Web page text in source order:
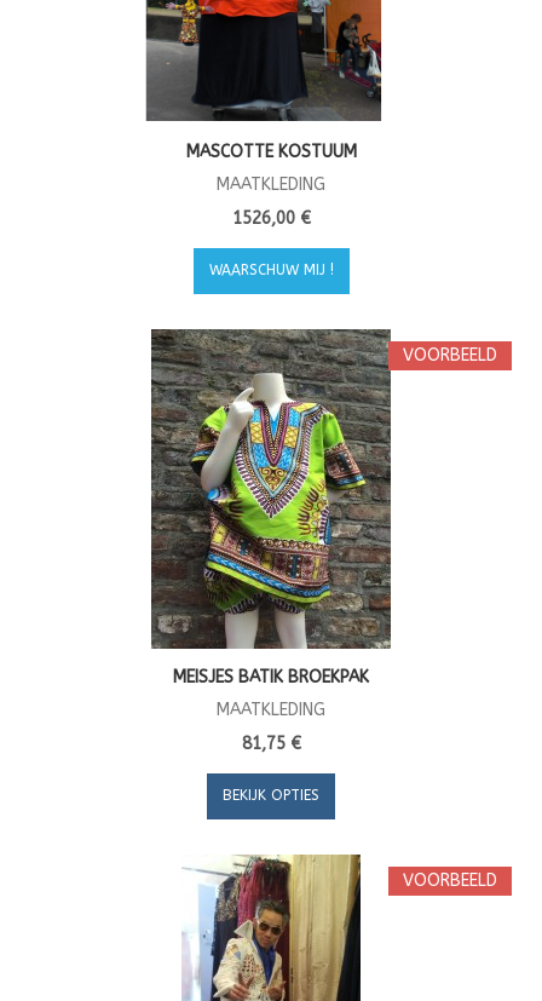
MASCOTTE KOSTUUM
MAATKLEDING
1526,00 €
WAARSCHUW MIJ !
VOORBEELD
MEISJES BATIK BROEKPAK
MAATKLEDING
81,75 €
BEKIJK OPTIES
VOORBEELD